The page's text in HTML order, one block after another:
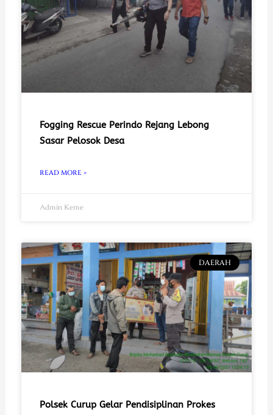
Fogging Rescue Perindo Rejang Lebong
Sasar Pelosok Desa
READ MORE »
Admin Keme
DAERAH
Polsek Curup Gelar Pendisiplinan Prokes